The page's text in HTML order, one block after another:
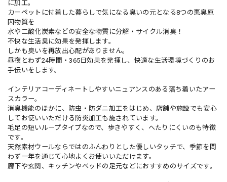
に加工。
カーペットに付着した暮らしで気になる臭いの元となる8つの悪臭原
因物質を
水や二酸化炭素などの安全な物質に分解・サイクル消臭！
不快な生活臭に効果を発揮します。
しかも臭いを再放出心配がありません。
昼夜とわず24時間・365日効果を発揮し、快適な生活環境づくりのお
手伝いをします。
インテリアコーディネートしやすいニュアンスのある落ち着いたアー
スカラー。
消臭機能のほかに、防虫・防ダニ加工をはじめ、店舗や施設でも安心
してお使いいただける防炎加工も施されています。
毛足の短いループタイプなので、歩きやすく、へたりにくいのも特徴
です。
天然素材ウールならではのふんわりとした優しいタッチで、季節を問
わず一年を通じて心地よくお使いいただけます。
廊下や玄関、キッチンやベッドの足元などにおすすめのサイズです。